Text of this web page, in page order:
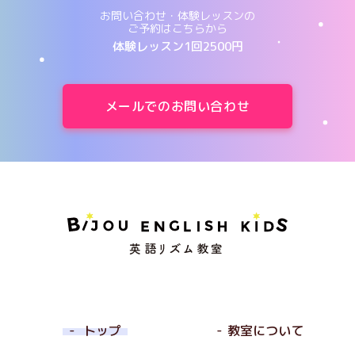
お問い合わせ・体験レッスンの
ご予約はこちらから
体験レッスン1回2500円
メールでのお問い合わせ
トップ
教室について